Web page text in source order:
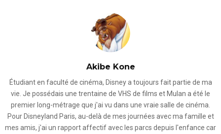
Akibe Kone
Étudiant en faculté de cinéma, Disney a toujours fait partie de ma
vie. Je possédais une trentaine de VHS de films et Mulan a été le
premier long-métrage que j'ai vu dans une vraie salle de cinéma.
Pour Disneyland Paris, au-delà de mes journées avec ma famille et
mes amis, j'ai un rapport affectif avec les parcs depuis l'enfance car